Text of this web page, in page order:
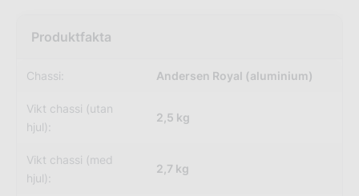
Chassi: Andersen Royal (aluminium)
Vikt chassi (utan
hjul):
2,5 kg
Vikt chassi (med
hjul):
2,7 kg